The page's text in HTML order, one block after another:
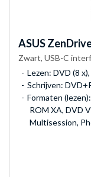
ASUS
Zwart, USB-C
Lezen: DVD (8
Schrijven:
Formaten
ROM XA, DVD
Multisession,